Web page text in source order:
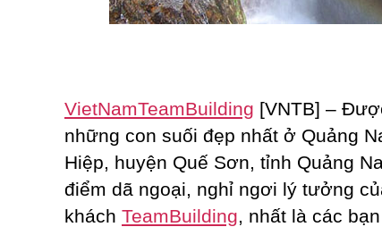
VietNamTeamBuilding [VNTB] –
những con suối đẹp nhất ở Quảng
Hiệp, huyện Quế Sơn, tỉnh Quảng
điểm dã ngoại, nghỉ ngơi lý tưởng
khách TeamBuilding , nhất là các bạn